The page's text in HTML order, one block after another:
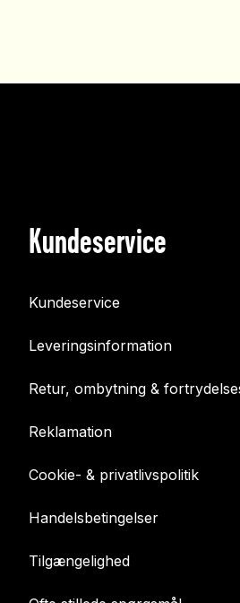
Kundeservice
Kundeservice
Leveringsinformation
Retur, ombytning &
Reklamation
Cookie- & privatlivspolitik
Handelsbetingelser
Tilgængelighed